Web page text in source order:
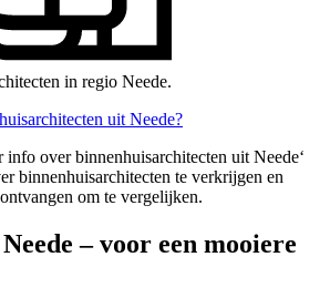
in regio Neede.
uit Neede?
over binnenhuisarchitecten uit Neede‘
binnenhuisarchitecten te verkrijgen en
om te vergelijken.
– voor een mooiere